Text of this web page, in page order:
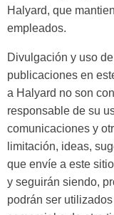
Halyard, que
empleados.
Divulgación y uso
publicaciones en
a Halyard no son
responsable de su
comunicaciones y
limitación, ideas,
que envíe a este
y seguirán siendo,
podrán ser